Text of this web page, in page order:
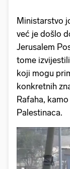
Ministarstvo
već je došlo
Jerusalem
tome
koji mogu
konkretnih
Rafaha,
Palestinaca.